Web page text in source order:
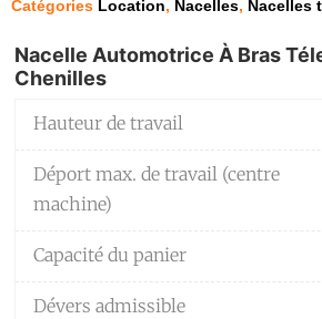
Catégories Location, Nacelles, Nacelles
Nacelle Automotrice À Bras
Chenilles
Hauteur de travail
Déport max. de travail (centre
machine)
Capacité du panier
Dévers admissible